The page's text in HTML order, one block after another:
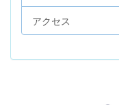
アクセス